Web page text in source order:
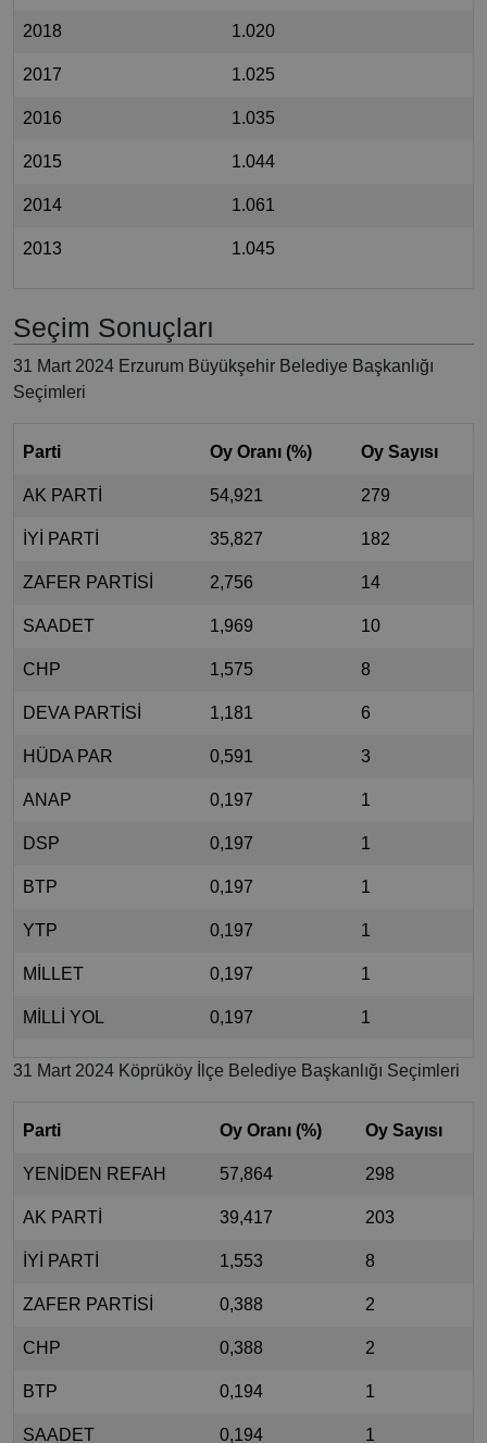
2018 1.020
2017 1.025
2016 1.035
2015 1.044
2014 1.061
2013 1.045
Seçim Sonuçları
31 Mart 2024 Erzurum Büyükşehir Belediye Başkanlığı
Seçimleri
Parti Oy Oranı (%) Oy Sayısı
AK PARTİ 54,921 279
İYİ PARTİ 35,827 182
ZAFER PARTİSİ 2,756 14
SAADET 1,969 10
CHP 1,575 8
DEVA PARTİSİ 1,181 6
HÜDA PAR 0,591 3
ANAP 0,197 1
DSP 0,197 1
BTP 0,197 1
YTP 0,197 1
MİLLET 0,197 1
MİLLİ YOL 0,197 1
31 Mart 2024 Köprüköy İlçe Belediye Başkanlığı Seçimleri
Parti Oy Oranı (%) Oy Sayısı
YENİDEN REFAH 57,864 298
AK PARTİ 39,417 203
İYİ PARTİ 1,553 8
ZAFER PARTİSİ 0,388 2
CHP 0,388 2
BTP 0,194 1
SAADET 0,194 1